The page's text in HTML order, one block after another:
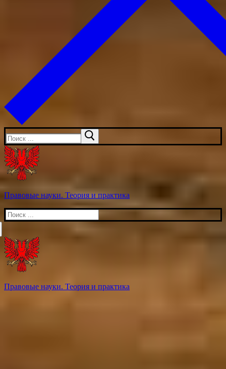
Искать:
Правовые науки. Теория и практика
Искать:
Правовые науки. Теория и практика